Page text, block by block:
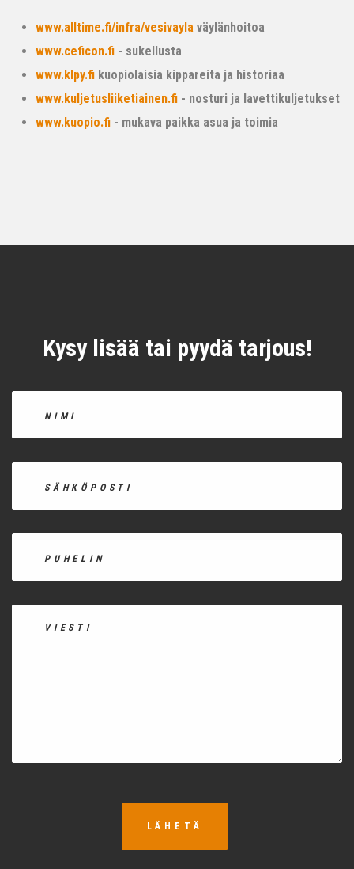
www.alltime.fi/infra/vesivayla väylänhoitoa
www.ceficon.fi - sukellusta
www.klpy.fi kuopiolaisia kippareita ja historiaa
www.kuljetusliiketiainen.fi - nosturi ja lavettikuljetukset
www.kuopio.fi - mukava paikka asua ja toimia
Kysy lisää tai pyydä tarjous!
LÄHETÄ